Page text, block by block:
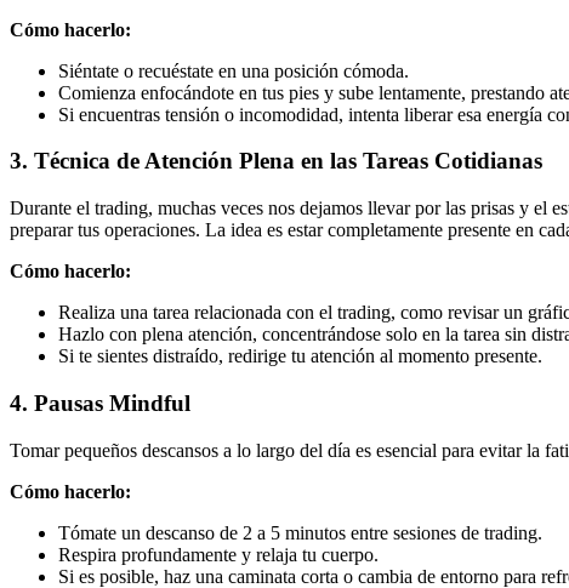
Cómo hacerlo:
Siéntate o recuéstate en una posición cómoda.
Comienza enfocándote en tus pies y sube lentamente, prestando
Si encuentras tensión o incomodidad, intenta liberar esa energía
3. Técnica de Atención Plena en las Tareas Cotidianas
Durante el trading, muchas veces nos dejamos llevar por las prisas y el
preparar tus operaciones. La idea es estar completamente presente en
Cómo hacerlo:
Realiza una tarea relacionada con el trading, como revisar un
Hazlo con plena atención, concentrándose solo en la tarea sin
Si te sientes distraído, redirige tu atención al momento presente.
4. Pausas Mindful
Tomar pequeños descansos a lo largo del día es esencial para evitar la
Cómo hacerlo:
Tómate un descanso de 2 a 5 minutos entre sesiones de trading.
Respira profundamente y relaja tu cuerpo.
Si es posible, haz una caminata corta o cambia de entorno para